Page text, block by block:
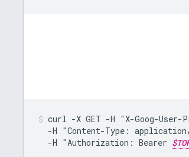
curl -X GET -H "X-Goog-
-H "Content-Type:
-H "Authorization: Bearer